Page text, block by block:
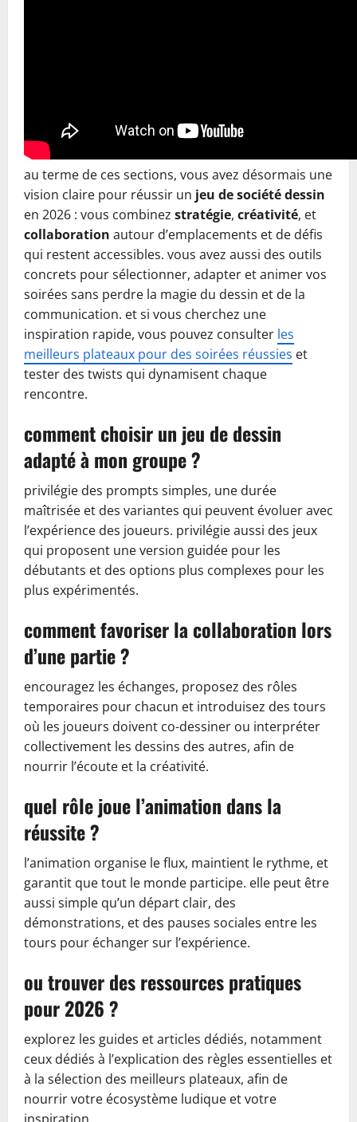
au terme de ces sections, vous avez désormais une
vision claire pour réussir un jeu de société dessin
en 2026 : vous combinez stratégie, créativité, et
collaboration autour d’emplacements et de défis
qui restent accessibles. vous avez aussi des outils
concrets pour sélectionner, adapter et animer vos
soirées sans perdre la magie du dessin et de la
communication. et si vous cherchez une
inspiration rapide, vous pouvez consulter les
meilleurs plateaux pour des soirées réussies et
tester des twists qui dynamisent chaque
rencontre.
comment choisir un jeu de dessin
adapté à mon groupe ?
privilégie des prompts simples, une durée
maîtrisée et des variantes qui peuvent évoluer avec
l’expérience des joueurs. privilégie aussi des jeux
qui proposent une version guidée pour les
débutants et des options plus complexes pour les
plus expérimentés.
comment favoriser la collaboration lors
d’une partie ?
encouragez les échanges, proposez des rôles
temporaires pour chacun et introduisez des tours
où les joueurs doivent co-dessiner ou interpréter
collectivement les dessins des autres, afin de
nourrir l’écoute et la créativité.
quel rôle joue l’animation dans la
réussite ?
l’animation organise le flux, maintient le rythme, et
garantit que tout le monde participe. elle peut être
aussi simple qu’un départ clair, des
démonstrations, et des pauses sociales entre les
tours pour échanger sur l’expérience.
ou trouver des ressources pratiques
pour 2026 ?
explorez les guides et articles dédiés, notamment
ceux dédiés à l’explication des règles essentielles et
à la sélection des meilleurs plateaux, afin de
nourrir votre écosystème ludique et votre